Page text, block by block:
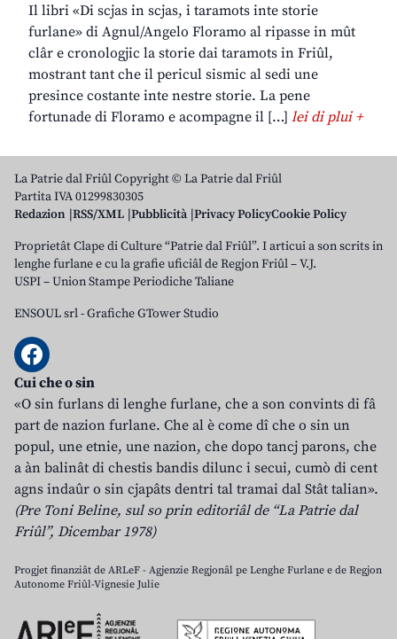
Il libri «Di scjas in scjas, i taramots inte storie
furlane» di Agnul/Angelo Floramo al ripasse in mût
clâr e cronologjic la storie dai taramots in Friûl,
mostrant tant che il pericul sismic al sedi une
presince costante inte nestre storie. La pene
fortunade di Floramo e acompagne il […] lei di plui +
La Patrie dal Friûl Copyright © La Patrie dal Friûl
Partita IVA 01299830305
Redazion RSS/XML Pubblicità Privacy PolicyCookie Policy
Proprietât Clape di Culture “Patrie dal Friûl”. I articui a son scrits in
lenghe furlane e cu la grafie uficiâl de Regjon Friûl – V.J.
USPI – Union Stampe Periodiche Taliane
ENSOUL srl-Grafiche GTower Studio
Cui che o sin
«O sin furlans di lenghe furlane, che a son convints di fâ
part de nazion furlane. Che al è come dî che o sin un
popul, une etnie, une nazion, che dopo tancj parons, che
a àn balinât di chestis bandis dilunc i secui, cumò di cent
agns indaûr o sin cjapâts dentri tal tramai dal Stât talian».
(Pre Toni Beline, sul so prin editoriâl de “La Patrie dal
Friûl”, Dicembar 1978)
Progjet finanziât de ARLeF - Agjenzie Regjonâl pe Lenghe Furlane e de Regjon
Autonome Friûl-Vignesie Julie